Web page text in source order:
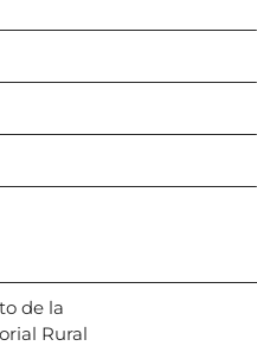
de la
Rural